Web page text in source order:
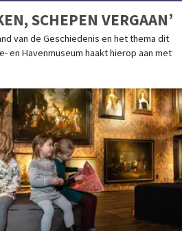
SCHEPEN VERGAAN’
van de Geschiedenis en het thema dit
en Havenmuseum haakt hierop aan met